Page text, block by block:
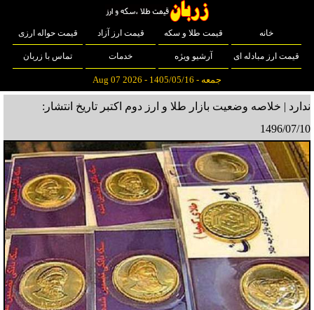
خانه قیمت طلا و سکه قیمت ارز آزاد قیمت حواله ارزی
قیمت ارز مبادله ای آرشیو ویژه خدمات تماس با زربان
جمعه - 1405/05/16 - Aug 07 2026
ندارد | خلاصه وضعیت بازار طلا و ارز دوم اکتبر تاریخ انتشار:
1496/07/10